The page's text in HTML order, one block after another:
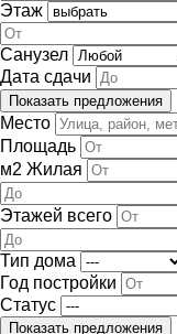
Этаж
Санузел
Дата сдачи
Место
Площадь
м2 Жилая
Этажей всего
Тип дома
Год постройки
Статус